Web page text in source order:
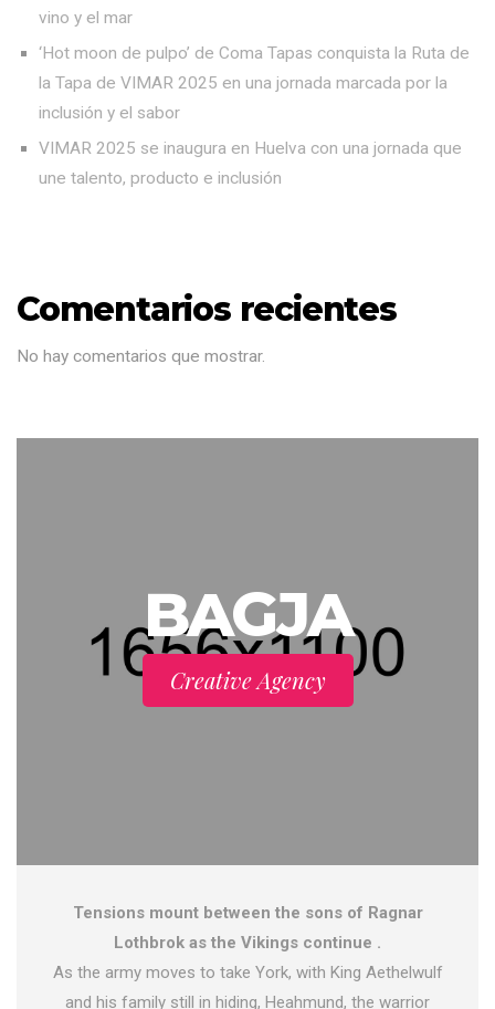
vino y el mar
‘Hot moon de pulpo’ de Coma Tapas conquista la Ruta de
la Tapa de VIMAR 2025 en una jornada marcada por la
inclusión y el sabor
VIMAR 2025 se inaugura en Huelva con una jornada que
une talento, producto e inclusión
Comentarios recientes
No hay comentarios que mostrar.
BAGJA
Creative Agency
Tensions mount between the sons of Ragnar
Lothbrok as the Vikings continue .
As the army moves to take York, with King Aethelwulf
and his family still in hiding, Heahmund, the warrior